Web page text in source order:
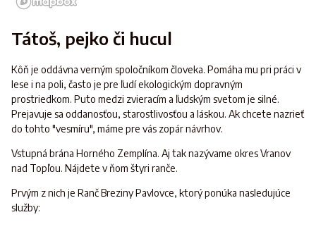
Tátoš, pejko či hucul
Kôň je oddávna verným spoločníkom človeka. Pomáha mu pri práci v
lese i na poli, často je pre ľudí ekologickým dopravným
prostriedkom. Puto medzi zvieracím a ľudským svetom je silné.
Prejavuje sa oddanosťou, starostlivosťou a láskou. Ak chcete nazrieť
do tohto "vesmíru", máme pre vás zopár návrhov.
Vstupná brána Horného Zemplína. Aj tak nazývame okres Vranov
nad Topľou. Nájdete v ňom štyri ranče.
Prvým z nich je Ranč Breziny Pavlovce, ktorý ponúka nasledujúce
služby: